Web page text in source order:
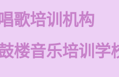
歌培训机构
楼音乐培训学